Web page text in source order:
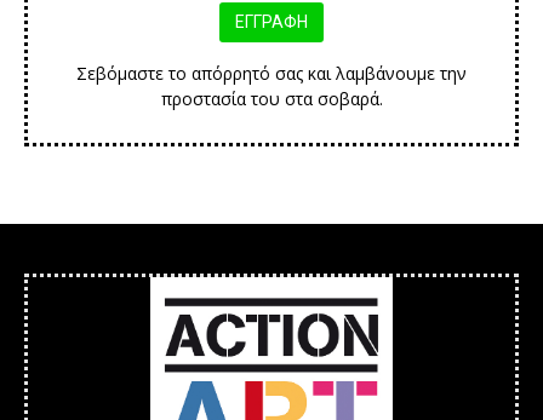
Σεβόμαστε το απόρρητό σας και λαμβάνουμε την
προστασία του στα σοβαρά.